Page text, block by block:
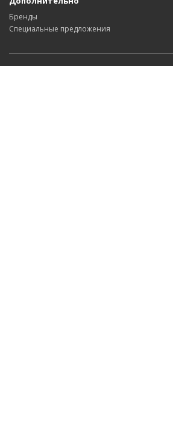
Бренды
Специальные предложения